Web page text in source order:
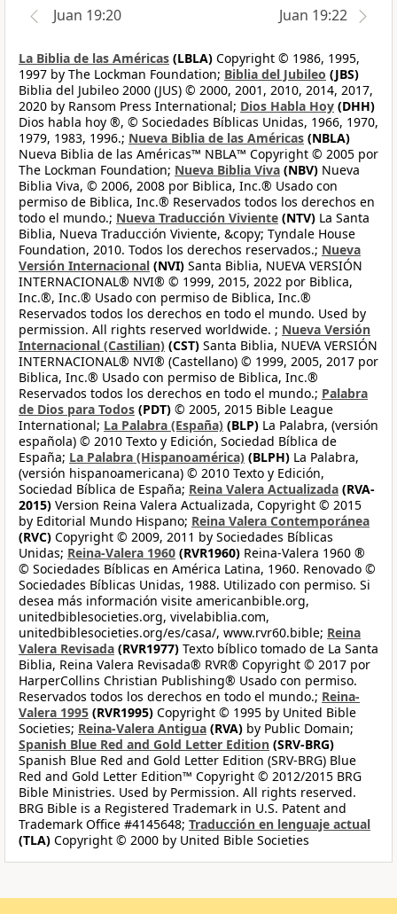
Juan 19:20 Juan 19:22
La Biblia de las Américas (LBLA) Copyright © 1986, 1995,
1997 by The Lockman Foundation; Biblia del Jubileo (JBS)
Biblia del Jubileo 2000 (JUS) © 2000, 2001, 2010, 2014, 2017,
2020 by Ransom Press International; Dios Habla Hoy (DHH)
Dios habla hoy ®, © Sociedades Bíblicas Unidas, 1966, 1970,
1979, 1983, 1996.; Nueva Biblia de las Américas (NBLA)
Nueva Biblia de las Américas™ NBLA™ Copyright © 2005 por
The Lockman Foundation; Nueva Biblia Viva (NBV) Nueva
Biblia Viva, © 2006, 2008 por Biblica, Inc.® Usado con
permiso de Biblica, Inc.® Reservados todos los derechos en
todo el mundo.; Nueva Traducción Viviente (NTV) La Santa
Biblia, Nueva Traducción Viviente, &copy; Tyndale House
Foundation, 2010. Todos los derechos reservados.; Nueva
Versión Internacional (NVI) Santa Biblia, NUEVA VERSIÓN
INTERNACIONAL® NVI® © 1999, 2015, 2022 por Biblica,
Inc.®, Inc.® Usado con permiso de Biblica, Inc.®
Reservados todos los derechos en todo el mundo. Used by
permission. All rights reserved worldwide. ; Nueva Versión
Internacional (Castilian) (CST) Santa Biblia, NUEVA VERSIÓN
INTERNACIONAL® NVI® (Castellano) © 1999, 2005, 2017 por
Biblica, Inc.® Usado con permiso de Biblica, Inc.®
Reservados todos los derechos en todo el mundo.; Palabra
de Dios para Todos (PDT) © 2005, 2015 Bible League
International; La Palabra (España) (BLP) La Palabra, (versión
española) © 2010 Texto y Edición, Sociedad Bíblica de
España; La Palabra (Hispanoamérica) (BLPH) La Palabra,
(versión hispanoamericana) © 2010 Texto y Edición,
Sociedad Bíblica de España; Reina Valera Actualizada (RVA-
2015) Version Reina Valera Actualizada, Copyright © 2015
by Editorial Mundo Hispano; Reina Valera Contemporánea
(RVC) Copyright © 2009, 2011 by Sociedades Bíblicas
Unidas; Reina-Valera 1960 (RVR1960) Reina-Valera 1960 ®
© Sociedades Bíblicas en América Latina, 1960. Renovado ©
Sociedades Bíblicas Unidas, 1988. Utilizado con permiso. Si
desea más información visite americanbible.org,
unitedbiblesocieties.org, vivelabiblia.com,
unitedbiblesocieties.org/es/casa/, www.rvr60.bible; Reina
Valera Revisada (RVR1977) Texto bíblico tomado de La Santa
Biblia, Reina Valera Revisada® RVR® Copyright © 2017 por
HarperCollins Christian Publishing® Usado con permiso.
Reservados todos los derechos en todo el mundo.; Reina-
Valera 1995 (RVR1995) Copyright © 1995 by United Bible
Societies; Reina-Valera Antigua (RVA) by Public Domain;
Spanish Blue Red and Gold Letter Edition (SRV-BRG)
Spanish Blue Red and Gold Letter Edition (SRV-BRG) Blue
Red and Gold Letter Edition™ Copyright © 2012/2015 BRG
Bible Ministries. Used by Permission. All rights reserved.
BRG Bible is a Registered Trademark in U.S. Patent and
Trademark Office #4145648; Traducción en lenguaje actual
(TLA) Copyright © 2000 by United Bible Societies